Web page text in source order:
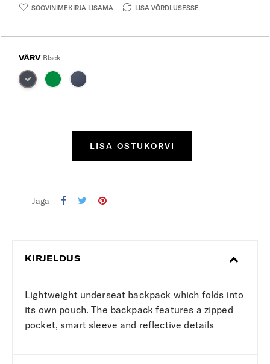
SOOVINIMEKIRJA LISAMA LISA VÕRDLUSESSE
VÄRV Black
LISA OSTUKORVI
Jaga
KIRJELDUS
Lightweight underseat backpack which folds into
its own pouch. The backpack features a zipped
pocket, smart sleeve and reflective details